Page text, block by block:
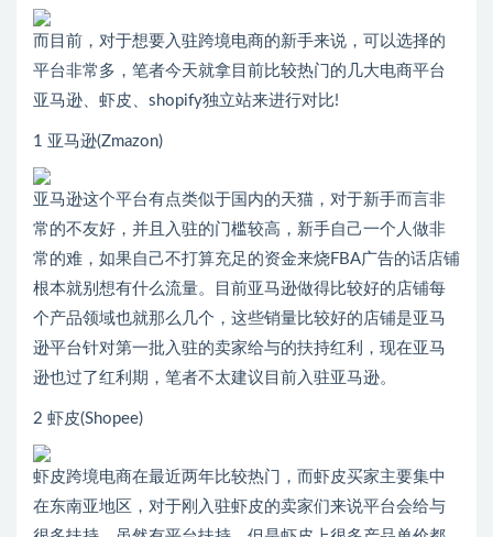
而目前，对于想要入驻跨境电商的新手来说，可以选择的
平台非常多，笔者今天就拿目前比较热门的几大电商平台
亚马逊、虾皮、shopify独立站来进行对比!
1 亚马逊(Zmazon)
亚马逊这个平台有点类似于国内的天猫，对于新手而言非
常的不友好，并且入驻的门槛较高，新手自己一个人做非
常的难，如果自己不打算充足的资金来烧FBA广告的话店铺
根本就别想有什么流量。目前亚马逊做得比较好的店铺每
个产品领域也就那么几个，这些销量比较好的店铺是亚马
逊平台针对第一批入驻的卖家给与的扶持红利，现在亚马
逊也过了红利期，笔者不太建议目前入驻亚马逊。
2 虾皮(Shopee)
虾皮跨境电商在最近两年比较热门，而虾皮买家主要集中
在东南亚地区，对于刚入驻虾皮的卖家们来说平台会给与